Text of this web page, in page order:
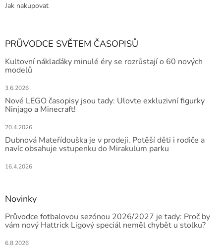
Jak nakupovat
PRŮVODCE SVĚTEM ČASOPISŮ
Kultovní náklaďáky minulé éry se rozrůstají o 60 nových
modelů
3.6.2026
Nové LEGO časopisy jsou tady: Ulovte exkluzivní figurky
Ninjago a Minecraft!
20.4.2026
Dubnová Mateřídouška je v prodeji. Potěší děti i rodiče a
navíc obsahuje vstupenku do Mirakulum parku
16.4.2026
Novinky
Průvodce fotbalovou sezónou 2026/2027 je tady: Proč by
vám nový Hattrick Ligový speciál neměl chybět u stolku?
6.8.2026